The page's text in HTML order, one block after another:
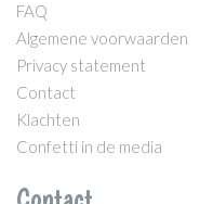
FAQ
Algemene voorwaarden
Privacy statement
Contact
Klachten
Confetti in de media